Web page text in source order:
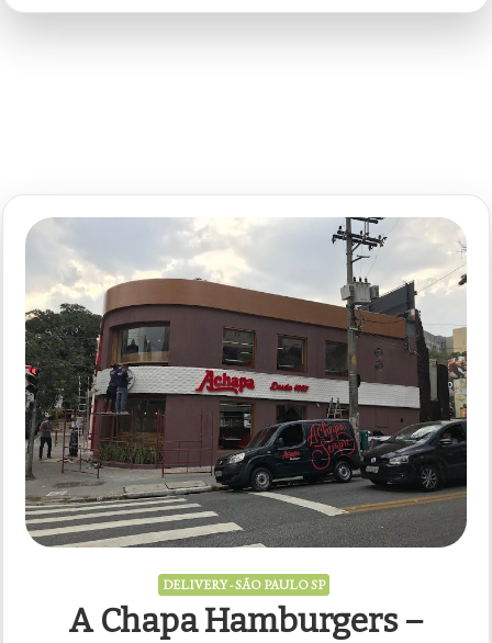
DELIVERY - SÃO PAULO SP
A Chapa Hamburgers –